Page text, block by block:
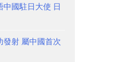
中國駐日大使 日
射 屬中國首次